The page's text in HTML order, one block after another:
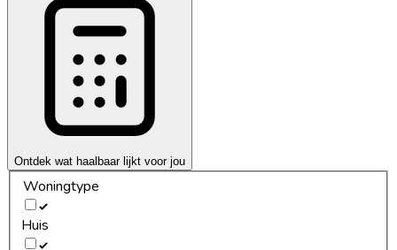
Ontdek wat haalbaar lijkt voor jou
Woningtype
Huis